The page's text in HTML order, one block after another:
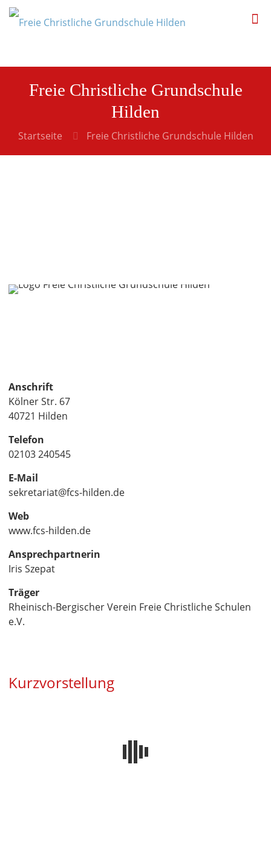
Freie Christliche Grundschule
Hilden
Startseite Freie Christliche Grundschule Hilden
Anschrift
Kölner Str. 67
40721 Hilden
Telefon
02103 240545
E-Mail
sekretariat@fcs-hilden.de
Web
www.fcs-hilden.de
Ansprechpartnerin
Iris Szepat
Träger
Rheinisch-Bergischer Verein Freie Christliche Schulen
e.V.
Kurzvorstellung